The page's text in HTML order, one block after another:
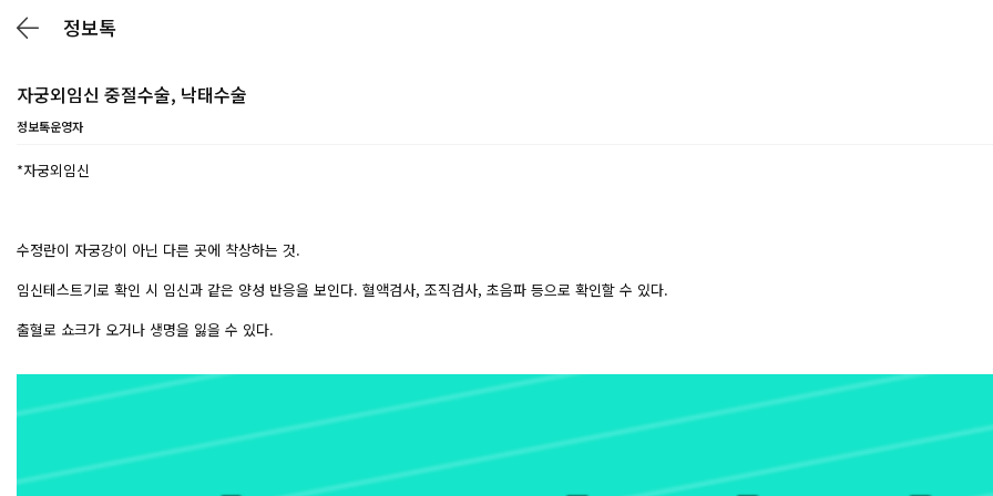
정보톡
자궁외임신 중절수술, 낙태수술
정보톡운영자
*자궁외임신
수정란이 자궁강이 아닌 다른 곳에 착상하는 것.
임신테스트기로 확인 시 임신과 같은 양성 반응을 보인다. 혈액검사, 조직검사, 초음파 등으로 확인할 수 있다.
출혈로 쇼크가 오거나 생명을 잃을 수 있다.